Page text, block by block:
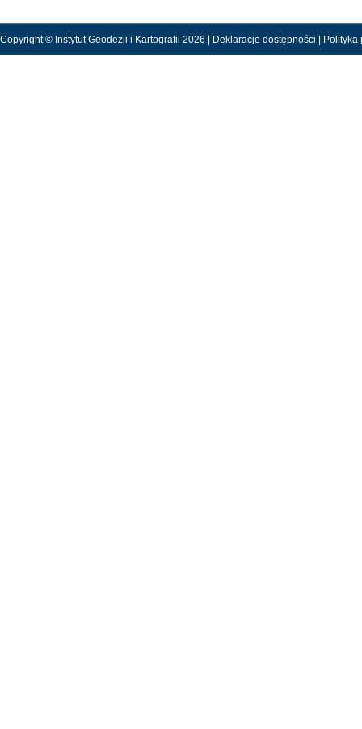
Copyright © Instytut Geodezji i Kartografii 2026 | Deklaracje dostępności Polityka